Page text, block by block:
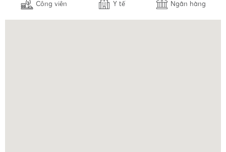
Công viên Y tế Ngân hàng